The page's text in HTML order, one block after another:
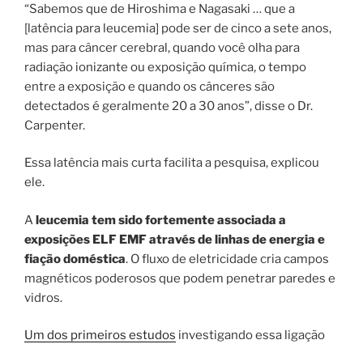
“Sabemos que de Hiroshima e Nagasaki … que a
[latência para leucemia] pode ser de cinco a sete anos,
mas para câncer cerebral, quando você olha para
radiação ionizante ou exposição química, o tempo
entre a exposição e quando os cânceres são
detectados é geralmente 20 a 30 anos”, disse o Dr.
Carpenter.
Essa latência mais curta facilita a pesquisa, explicou
ele.
Aleucemia tem sido fortemente associada a
exposições ELF EMF através de linhas de energia e
fiação doméstica. O fluxo de eletricidade cria campos
magnéticos poderosos que podem penetrar paredes e
vidros.
Um dos primeiros estudos investigando essa ligação